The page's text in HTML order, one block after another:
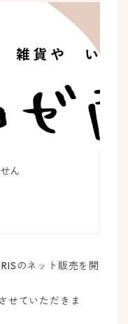
のネット販売を開
せていただきま